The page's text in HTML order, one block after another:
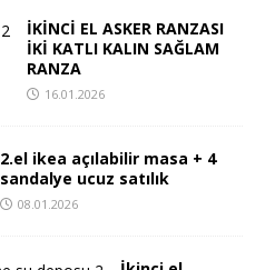
İKİNCİ EL ASKER RANZASI
İKİ KATLI KALIN SAĞLAM
RANZA
16.01.2026
2.el ikea açılabilir masa + 4
sandalye ucuz satılık
08.01.2026